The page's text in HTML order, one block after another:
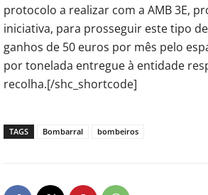
protocolo a realizar com a AMB 3E,
iniciativa, para prosseguir este tipo
ganhos de 50 euros por mês pelo
por tonelada entregue à entidade
recolha.[/shc_shortcode]
TAGS Bombarral bombeiros